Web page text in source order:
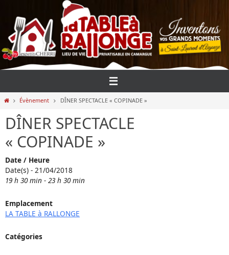
contenu
HomeÉvènement DÎNER SPECTACLE « COPINADE »
DÎNER SPECTACLE
« COPINADE »
Date / Heure
Date(s) - 21/04/2018
19 h 30 min - 23 h 30 min
Emplacement
LA TABLE à RALLONGE
Catégories